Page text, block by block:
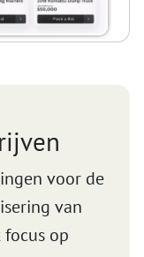
voor de
van
focus op